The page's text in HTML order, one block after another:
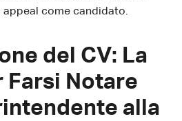
appeal come candidato.
del CV: La
Farsi Notare
alla